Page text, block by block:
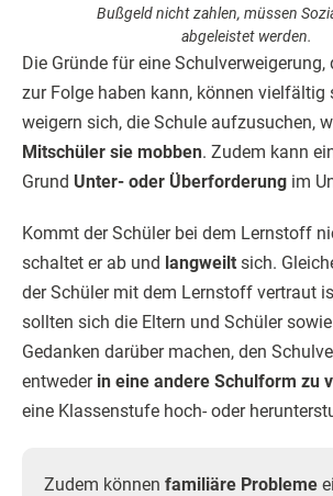
Bußgeld nicht zahlen, müssen
abgeleistet werden.
Die Gründe für eine Schulverweigerung,
zur Folge haben kann, können vielfältig
weigern sich, die Schule aufzusuchen,
Mitschüler sie mobben. Zudem kann
Grund Unter- oder Überforderung im
Kommt der Schüler bei dem Lernstoff
schaltet er ab und langweilt sich.
der Schüler mit dem Lernstoff vertraut
sollten sich die Eltern und Schüler
Gedanken darüber machen, den
entweder in eine andere Schulform zu
eine Klassenstufe hoch- oder
Zudem können familiäre Probleme